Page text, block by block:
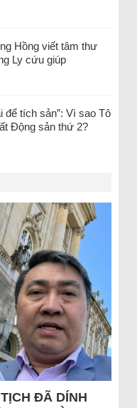
Hồng viết tâm thư
Ly cứu giúp
để tích sản”: Vì sao Tô
Động sản thứ 2?
ĐÃ DÍNH